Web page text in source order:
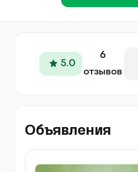
5.0
6
отзывов
Объявления